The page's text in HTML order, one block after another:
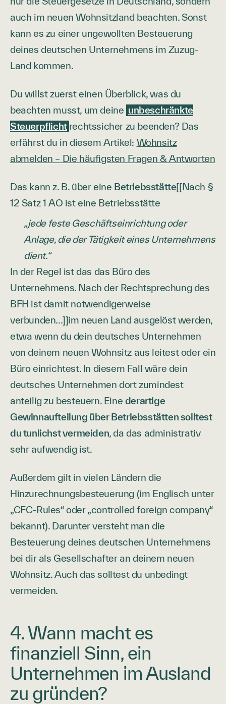
auch im neuen Wohnsitzland beachten. Sonst
kann es zu einer ungewollten Besteuerung
deines deutschen Unternehmens im Zuzug-
Land kommen.
Du willst zuerst einen Überblick, was du
beachten musst, um deine unbeschränkte
Steuerpflicht rechtssicher zu beenden? Das
erfährst du in diesem Artikel: Wohnsitz
abmelden – Die häufigsten Fragen & Antworten
Das kann z. B. über eine Betriebsstätte[[Nach §
12 Satz 1 AO ist eine Betriebsstätte
„jede feste Geschäftseinrichtung oder
Anlage, die der Tätigkeit eines Unternehmens
dient.“
In der Regel ist das das Büro des
Unternehmens. Nach der Rechtsprechung des
BFH ist damit notwendigerweise
verbunden...]]im neuen Land ausgelöst werden,
etwa wenn du dein deutsches Unternehmen
von deinem neuen Wohnsitz aus leitest oder ein
Büro einrichtest. In diesem Fall wäre dein
deutsches Unternehmen dort zumindest
anteilig zu besteuern. Eine derartige
Gewinnaufteilung über Betriebsstätten solltest
du tunlichst vermeiden, da das administrativ
sehr aufwendig ist.
Außerdem gilt in vielen Ländern die
Hinzurechnungsbesteuerung (im Englisch unter
„CFC-Rules“ oder „controlled foreign company“
bekannt). Darunter versteht man die
Besteuerung deines deutschen Unternehmens
bei dir als Gesellschafter an deinem neuen
Wohnsitz. Auch das solltest du unbedingt
vermeiden.
4. Wann macht es
finanziell Sinn, ein
Unternehmen im Ausland
zu gründen?